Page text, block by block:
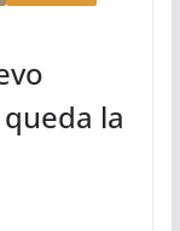
la